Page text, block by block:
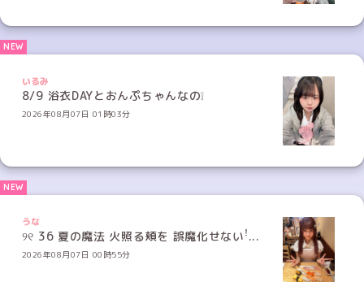
いるみ
8/9 浴衣DAYとおんぷちゃんなの❕
2026年08月07日 01時03分
うな
୨୧ 36 夏の魔法 火照る頬を 誤魔化せないꜝ...
2026年08月07日 00時55分